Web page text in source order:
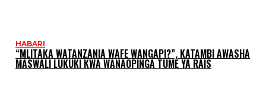
HABARI
“MLITAKA WATANZANIA WAFE WANGAPI?”, KATAMBI AWASHA
MASWALI LUKUKI KWA WANAOPINGA TUME YA RAIS